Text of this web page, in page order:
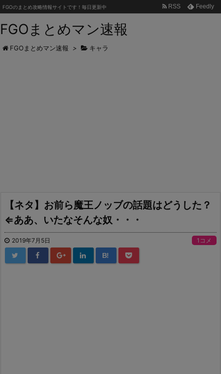
FGOまとめマン速報
FGOのまとめ攻略情報サイトです！毎日更新中 RSS Feedly
FGOまとめマン速報 > キャラ
【ネタ】お前ら魔王ノッブの話題はどうした？
⇐ああ、いたなそんな奴・・・
2019年7月5日 1コメ
B!